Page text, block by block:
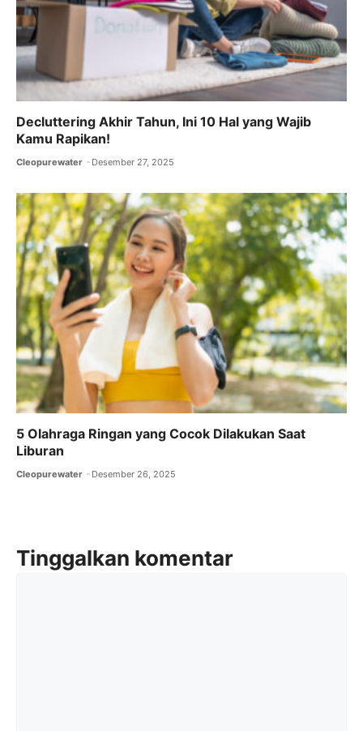
Decluttering Akhir Tahun, Ini 10 Hal yang Wajib
Kamu Rapikan!
Cleopurewater Desember 27, 2025
5 Olahraga Ringan yang Cocok Dilakukan Saat
Liburan
Cleopurewater Desember 26, 2025
Tinggalkan komentar